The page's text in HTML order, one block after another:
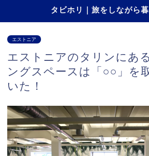
タビホリ｜旅をしながら
エストニア
エストニアのタリンにあ
ングスペースは「○○」を
いた！